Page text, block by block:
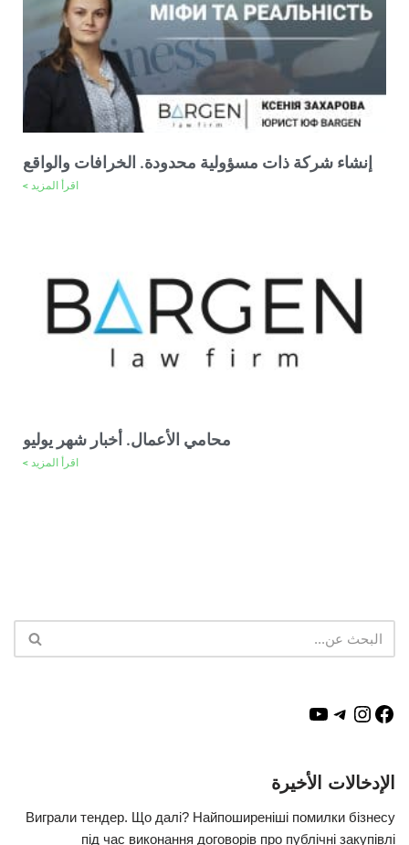
إنشاء شركة ذات مسؤولية محدودة. الخرافات والواقع
اقرأ المزيد >
محامي الأعمال. أخبار شهر يوليو
اقرأ المزيد >
الإدخالات الأخيرة
Виграли тендер. Що далі? Найпоширеніші помилки бізнесу
під час виконання договорів про публічні закупівлі